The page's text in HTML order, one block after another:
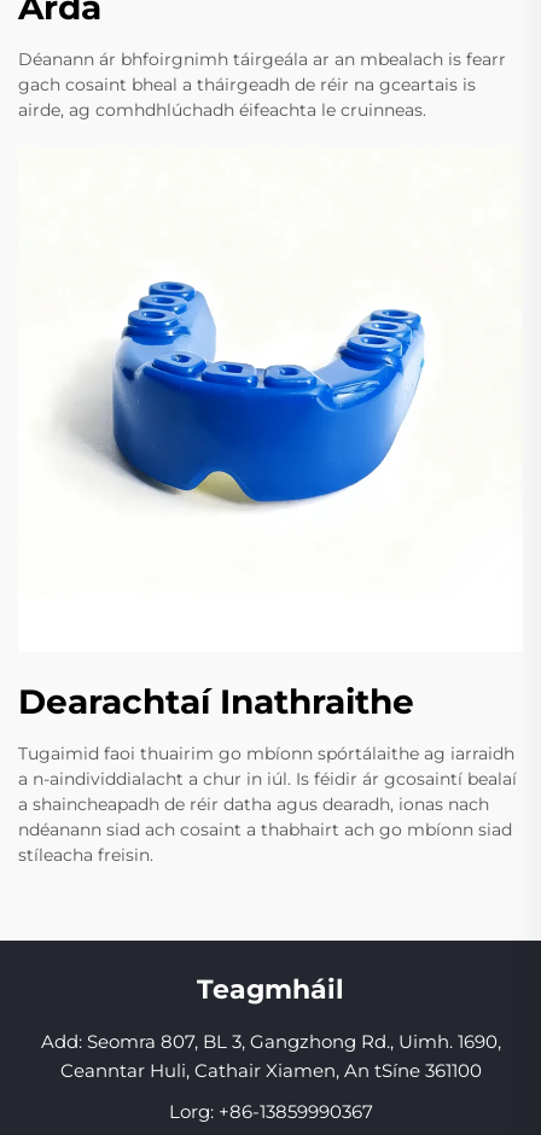
Déanann ár bhfoirgnimh táirgeála ar an mbealach is fearr
gach cosaint bheal a tháirgeadh de réir na gceartais is
airde, ag comhdhlúchadh éifeachta le cruinneas.
Dearachtaí Inathraithe
Tugaimid faoi thuairim go mbíonn spórtálaithe ag iarraidh
a n-aindividdialacht a chur in iúl. Is féidir ár gcosaintí bealaí
a shaincheapadh de réir datha agus dearadh, ionas nach
ndéanann siad ach cosaint a thabhairt ach go mbíonn siad
stíleacha freisin.
Teagmháil
Add: Seomra 807, BL 3, Gangzhong Rd., Uimh. 1690,
Ceanntar Huli, Cathair Xiamen, An tSíne 361100
Lorg: +86-13859990367